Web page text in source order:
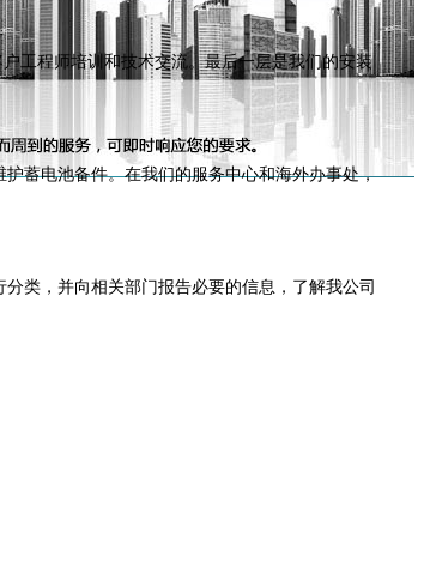
工程师培训和技术交流。最后一层是我们的安装
蓄电池备件。在我们的服务中心和海外办事处，
类，并向相关部门报告必要的信息，了解我公司